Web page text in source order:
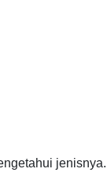
jenisnya.